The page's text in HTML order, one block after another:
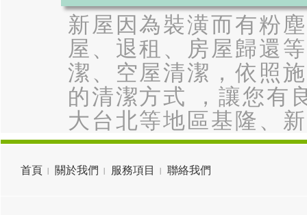
新屋因為裝潢而有粉
屋、退租、房屋歸還
潔、空屋清潔，依照
的清潔方式 ，讓您有
大台北等地區基隆、
首頁 關於我們 服務項目 聯絡我們